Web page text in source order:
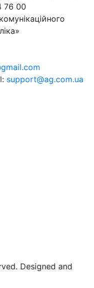
76 00
support@ag.com.ua
Designed and